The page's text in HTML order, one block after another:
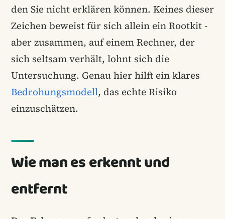
den Sie nicht erklären können. Keines dieser
Zeichen beweist für sich allein ein Rootkit -
aber zusammen, auf einem Rechner, der
sich seltsam verhält, lohnt sich die
Untersuchung. Genau hier hilft ein klares
Bedrohungsmodell, das echte Risiko
einzuschätzen.
Wie man es erkennt und
entfernt